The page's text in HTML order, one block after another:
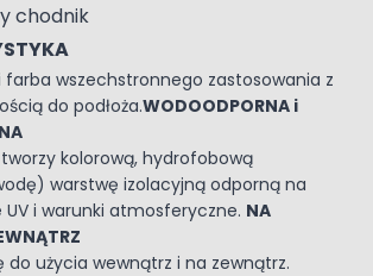
farba wszechstronnego zastosowania z
do podłoża.WODOODPORNA i
kolorową, hydrofobową
warstwę izolacyjną odporną na
i warunki atmosferyczne. NA
do użycia wewnątrz i na zewnątrz.